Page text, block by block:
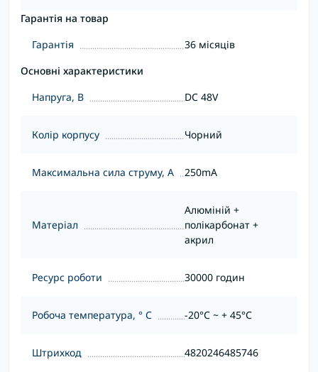
Гарантія на товар
Гарантія
36 місяців
Основні характеристики
Напруга, В
DC 48V
Колір корпусу Чорний
Максимальна сила струму, А 250mA
Матеріал
Алюміній +
полікарбонат +
акрил
Ресурс роботи 30000 годин
Робоча температура, ° С -20°C ~ + 45°С
Штрихкод 4820246485746